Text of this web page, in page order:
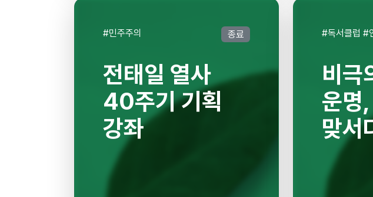
#민주주의 종료
전태일 열사
40주기 기획
강좌
#독서클럽 #
비극
운명
맞서